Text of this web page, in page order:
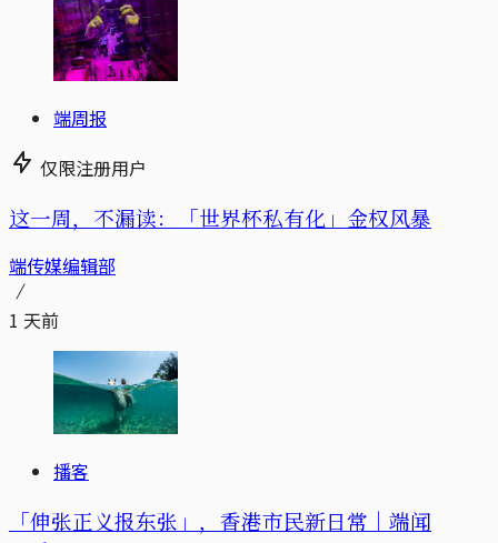
端周报
仅限注册用户
这一周，不漏读：「世界杯私有化」金权风暴
端传媒编辑部
1 天前
播客
「伸张正义报东张」，香港市民新日常｜端闻